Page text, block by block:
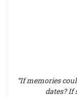
“If memories
dates? If